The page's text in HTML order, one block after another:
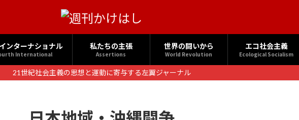
ンターナショナル
International
私たちの主張
Assertions
世界の闘いから
World Revolution
エコ社会主義
Ecological Socialism
21世紀社会主義の思想と運動に寄与する左翼ジャーナル